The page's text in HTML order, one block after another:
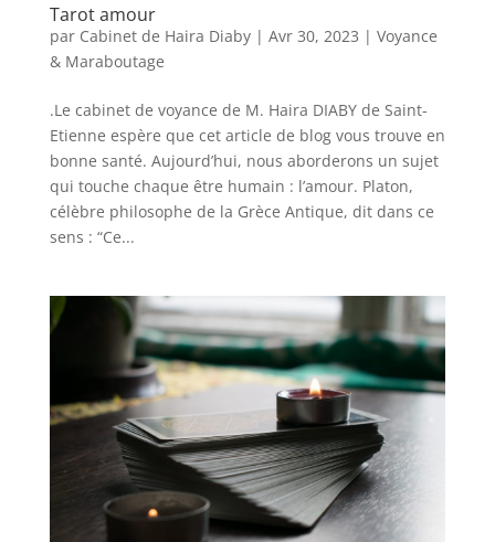
Tarot amour
par Cabinet de Haira Diaby| Avr 30, 2023 | Voyance
& Maraboutage
.Le cabinet de voyance de M. Haira DIABY de Saint-
Etienne espère que cet article de blog vous trouve en
bonne santé. Aujourd’hui, nous aborderons un sujet
qui touche chaque être humain : l’amour. Platon,
célèbre philosophe de la Grèce Antique, dit dans ce
sens : “Ce...